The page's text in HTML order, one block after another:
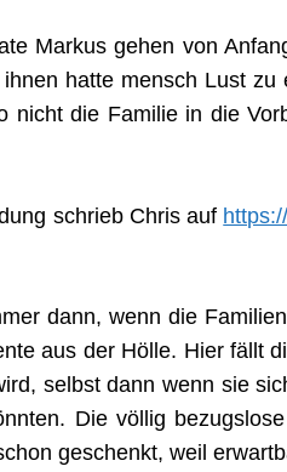
Markus gehen von
hatte mensch Lust
nicht die Familie in die
schrieb Chris auf
dann, wenn die
aus der Hölle. Hier fällt
selbst dann wenn sie
Die völlig
geschenkt, weil